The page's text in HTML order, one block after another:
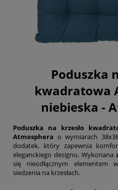
Poduszka
kwadratowa
niebieska -
Poduszka na krzesło
Atmosphera o wymiarach
dodatek, który zapewnia
eleganckiego designu. Wykonana
się nieodłącznym elementem
siedzenia na krzesłach.